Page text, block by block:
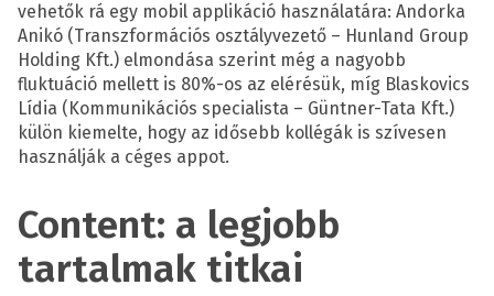
vehetők rá egy mobil applikáció használatára: Andorka
Anikó (Transzformációs osztályvezető – Hunland Group
Holding Kft.) elmondása szerint még a nagyobb
fluktuáció mellett is 80%-os az elérésük, míg Blaskovics
Lídia (Kommunikációs specialista – Güntner-Tata Kft.)
külön kiemelte, hogy az idősebb kollégák is szívesen
használják a céges appot.
Content: a legjobb
tartalmak titkai